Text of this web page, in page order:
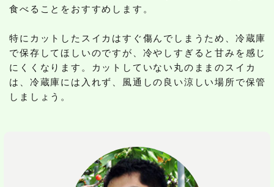
食べることをおすすめします。
特にカットしたスイカはすぐ傷んでしまうため、冷蔵庫
で保存してほしいのですが、冷やしすぎると甘みを感じ
にくくなります。カットしていない丸のままのスイカ
は、冷蔵庫には入れず、風通しの良い涼しい場所で保管
しましょう。